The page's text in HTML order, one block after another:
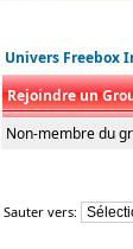
Univers Freebox
Rejoindre un
Non-membre du
Sauter vers: